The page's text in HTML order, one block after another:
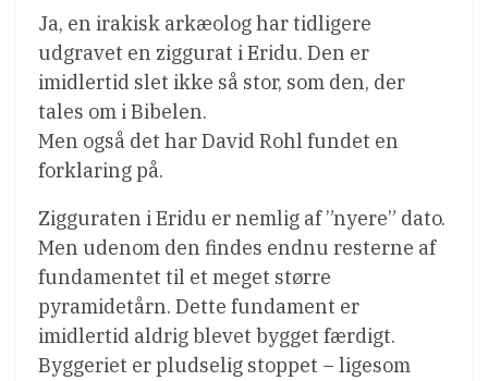
Ja, en irakisk arkæolog har tidligere
udgravet en ziggurat i Eridu. Den er
imidlertid slet ikke så stor, som den, der
tales om i Bibelen.
Men også det har David Rohl fundet en
forklaring på.
Zigguraten i Eridu er nemlig af ”nyere” dato.
Men udenom den findes endnu resterne af
fundamentet til et meget større
pyramidetårn. Dette fundament er
imidlertid aldrig blevet bygget færdigt.
Byggeriet er pludselig stoppet – ligesom